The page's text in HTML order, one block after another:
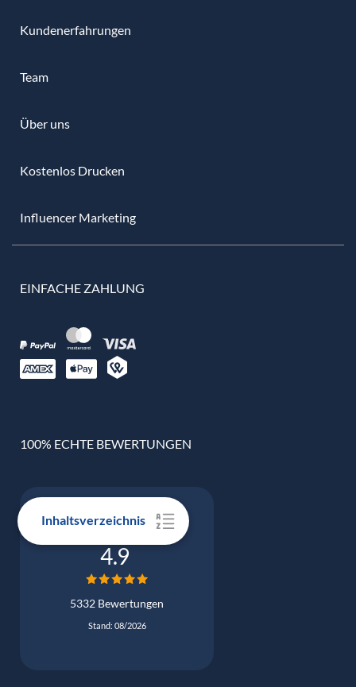
Inhaltsverzeichnis
Kundenerfahrungen
Team
Über uns
Kostenlos Drucken
Influencer Marketing
EINFACHE ZAHLUNG
100% ECHTE BEWERTUNGEN
4.9
5332 Bewertungen
Stand: 08/2026